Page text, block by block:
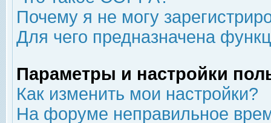
Почему я не могу
Для чего предназначена
Параметры и настройки
Как изменить мои настройки?
На форуме неправильное